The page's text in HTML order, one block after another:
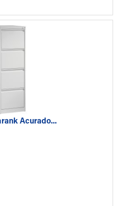
Acurado...